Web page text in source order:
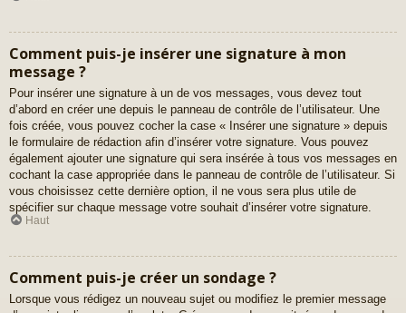
Comment puis-je insérer une signature à mon
message ?
Pour insérer une signature à un de vos messages, vous devez tout
d’abord en créer une depuis le panneau de contrôle de l’utilisateur. Une
fois créée, vous pouvez cocher la case « Insérer une signature » depuis
le formulaire de rédaction afin d’insérer votre signature. Vous pouvez
également ajouter une signature qui sera insérée à tous vos messages en
cochant la case appropriée dans le panneau de contrôle de l’utilisateur. Si
vous choisissez cette dernière option, il ne vous sera plus utile de
spécifier sur chaque message votre souhait d’insérer votre signature.
Haut
Comment puis-je créer un sondage ?
Lorsque vous rédigez un nouveau sujet ou modifiez le premier message